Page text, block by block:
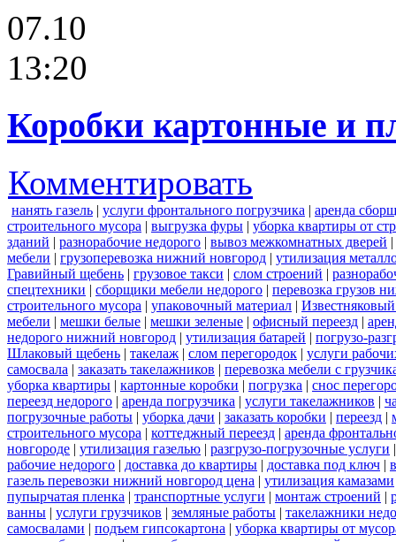
07.10
13:20
Коробки картонные и
Комментировать
нанять газель | услуги фронтального погрузчика | аренда
строительного мусора | выгрузка фуры | уборка квартиры от
зданий | разнорабочие недорого | вывоз межкомнатных дверей |
мебели | грузоперевозка нижний новгород | утилизация
Гравийный щебень | грузовое такси | слом строений |
спецтехники | сборщики мебели недорого | перевозка грузов
строительного мусора | упаковочный материал |
мебели | мешки белые | мешки зеленые | офисный переезд |
недорого нижний новгород | утилизация батарей | погрузо-
Шлаковый щебень | такелаж | слом перегородок | услуги
самосвала | заказать такелажников | перевозка мебели с
уборка квартиры | картонные коробки | погрузка | снос
переезд недорого | аренда погрузчика | услуги такелажников |
погрузочные работы | уборка дачи | заказать коробки | переезд |
строительного мусора | коттеджный переезд | аренда
новгороде | утилизация газелью | разгрузо-погрузочные услуги
рабочие недорого | доставка до квартиры | доставка под ключ |
газель перевозки нижний новгород цена | утилизация камазами
пупырчатая пленка | транспортные услуги | монтаж строений |
ванны | услуги грузчиков | земляные работы | такелажники
самосвалами | подъем гипсокартона | уборка квартиры от